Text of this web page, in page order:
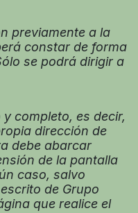
previamente a la
constar de forma
se podrá dirigir a
completo, es decir,
dirección de
debe abarcar
de la pantalla
caso, salvo
de Grupo
que realice el